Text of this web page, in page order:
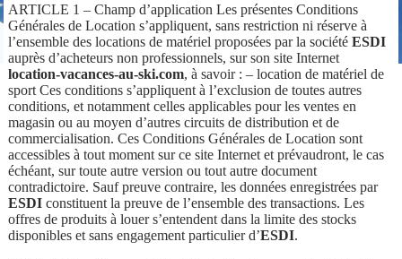
ARTICLE 1 – Champ d’application Les présentes Conditions
Générales de Location s’appliquent, sans restriction ni réserve à
l’ensemble des locations de matériel proposées par la société ESDI
auprès d’acheteurs non professionnels, sur son site Internet
location-vacances-au-ski.com, à savoir : – location de matériel de
sport Ces conditions s’appliquent à l’exclusion de toutes autres
conditions, et notamment celles applicables pour les ventes en
magasin ou au moyen d’autres circuits de distribution et de
commercialisation. Ces Conditions Générales de Location sont
accessibles à tout moment sur ce site Internet et prévaudront, le cas
échéant, sur toute autre version ou tout autre document
contradictoire. Sauf preuve contraire, les données enregistrées par
ESDIconstituent la preuve de l’ensemble des transactions. Les
offres de produits à louer s’entendent dans la limite des stocks
disponibles et sans engagement particulier d’ESDI.